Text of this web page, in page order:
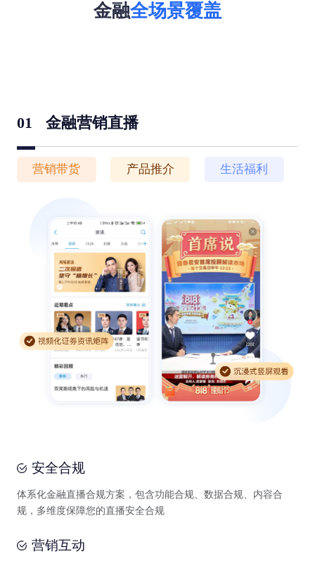
金融全场景覆盖
01 金融营销直播
营销带货 产品推介 生活福利
安全合规
体系化金融直播合规方案，包含功能合规、数据合规、内容合
规，多维度保障您的直播安全合规
营销互动